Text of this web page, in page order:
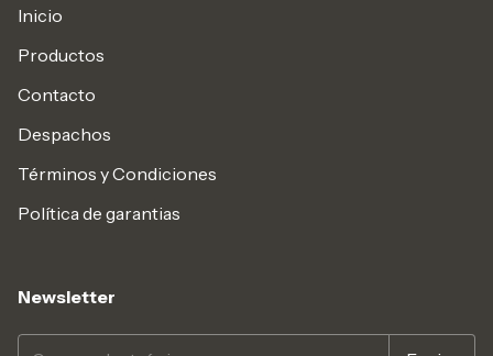
Inicio
Productos
Contacto
Despachos
Términos y Condiciones
Política de garantias
Newsletter